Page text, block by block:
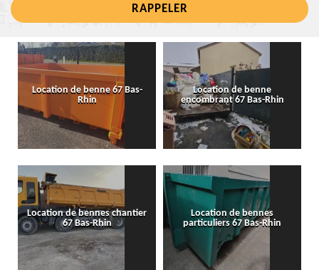
Location de benne 67 Bas-
Rhin
Location de benne
encombrant 67 Bas-Rhin
Location de bennes chantier
67 Bas-Rhin
Location de bennes
particuliers 67 Bas-Rhin